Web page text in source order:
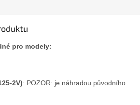
pro modely:
2V): POZOR: je náhradou původního dílu